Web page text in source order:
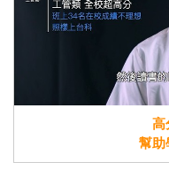
高
幫助